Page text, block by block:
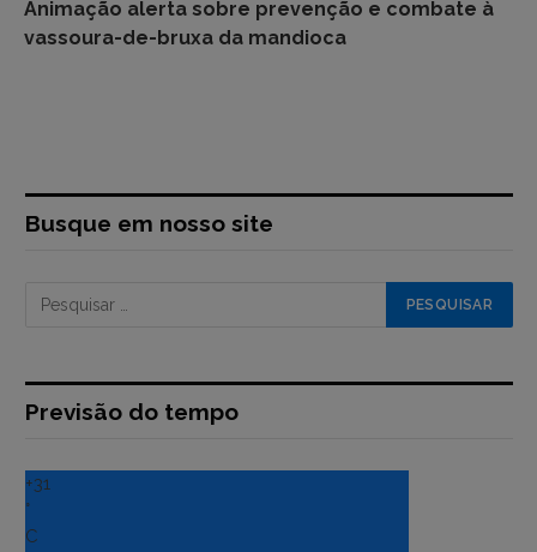
Animação alerta sobre prevenção e combate à
vassoura-de-bruxa da mandioca
Busque em nosso site
Previsão do tempo
+31
°
C